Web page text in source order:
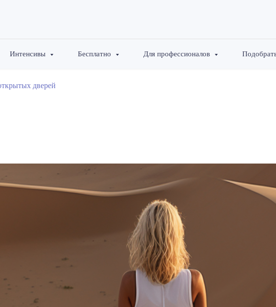
Интенсивы Бесплатно Для профессионалов
дверей